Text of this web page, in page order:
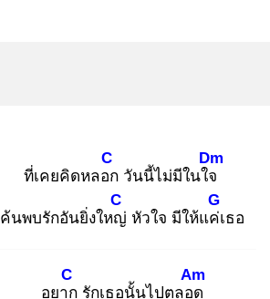
ที่เคยคิดหลอก
C
วันนี้ไม่มีในใจ
Dm
ค้นพบรักอันยิ่งใหญ่
C
หัวใจ มีให้แค่เ
G
ธอ
อยาก
C
รักเธอนั้นไปตลอด
Am